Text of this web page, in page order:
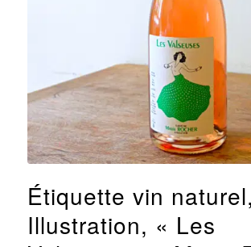
Étiquette vin naturel,
Illustration, « Les